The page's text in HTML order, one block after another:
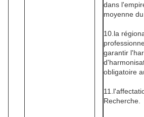
dans
moyenne
10.la
garantir
obligatoire
Recherche.